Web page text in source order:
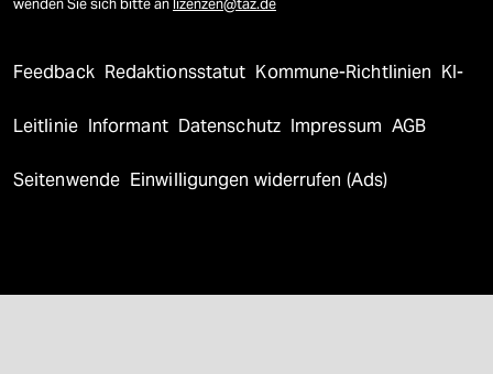
wenden Sie sich bitte an lizenzen@taz.de
Feedback Redaktionsstatut Kommune-Richtlinien KI-
Leitlinie Informant Datenschutz Impressum AGB
Seitenwende Einwilligungen widerrufen (Ads)